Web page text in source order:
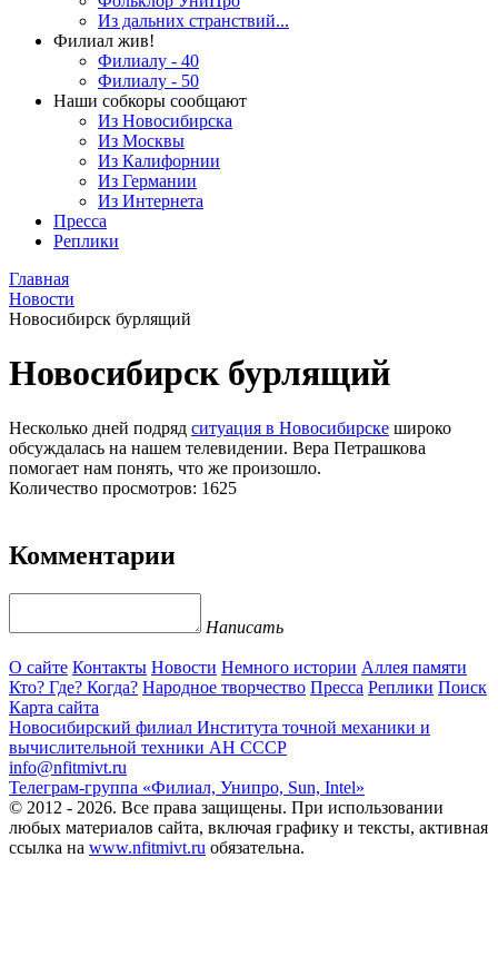
Из дальних странствий...
Филиал жив!
Филиалу - 40
Филиалу - 50
Наши собкоры сообщают
Из Новосибирска
Из Москвы
Из Калифорнии
Из Германии
Из Интернета
Пресса
Реплики
Главная
Новости
Новосибирск бурлящий
Новосибирск бурлящий
Несколько дней подряд ситуация в Новосибирске широко
обсуждалась на нашем телевидении. Вера Петрашкова
помогает нам понять, что же произошло.
Количество просмотров: 1625
Комментарии
Написать
О сайте Контакты Новости Немного истории Аллея памяти
Кто? Где? Когда? Народное творчество Пресса Реплики Поиск
Карта сайта
Новосибирский филиал Института точной механики и
вычислительной техники АН СССР
info@nfitmivt.ru
Телеграм-группа «Филиал, Унипро, Sun, Intel»
© 2012 - 2026. Все права защищены. При использовании
любых материалов сайта, включая графику и тексты, активная
ссылка на www.nfitmivt.ru обязательна.